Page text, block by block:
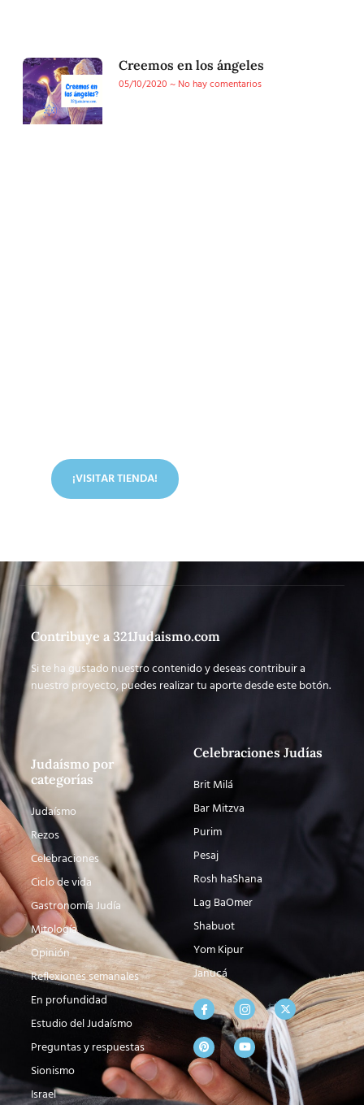
Creemos en los ángeles
05/10/2020
No hay comentarios
¡VISITAR TIENDA!
Contribuye a 321Judaismo.com
Si te ha gustado nuestro contenido y deseas contribuir a
nuestro proyecto, puedes realizar tu aporte desde este botón.
Judaísmo por
categorías
Judaísmo
Rezos
Celebraciones
Ciclo de vida
Gastronomía Judía
Mitología
Opinión
Reflexiones semanales
En profundidad
Estudio del Judaísmo
Preguntas y respuestas
Sionismo
Israel
Celebraciones Judías
Brit Milá
Bar Mitzva
Purim
Pesaj
Rosh haShana
Lag BaOmer
Shabuot
Yom Kipur
Janucá